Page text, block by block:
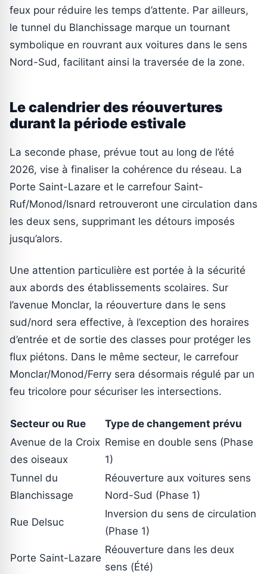
feux pour réduire les temps d’attente. Par ailleurs,
le tunnel du Blanchissage marque un tournant
symbolique en rouvrant aux voitures dans le sens
Nord-Sud, facilitant ainsi la traversée de la zone.
Le calendrier des réouvertures
durant la période estivale
La seconde phase, prévue tout au long de l’été
2026, vise à finaliser la cohérence du réseau. La
Porte Saint-Lazare et le carrefour Saint-
Ruf/Monod/Isnard retrouveront une circulation dans
les deux sens, supprimant les détours imposés
jusqu’alors.
Une attention particulière est portée à la sécurité
aux abords des établissements scolaires. Sur
l’avenue Monclar, la réouverture dans le sens
sud/nord sera effective, à l’exception des horaires
d’entrée et de sortie des classes pour protéger les
flux piétons. Dans le même secteur, le carrefour
Monclar/Monod/Ferry sera désormais régulé par un
feu tricolore pour sécuriser les intersections.
Secteur ou Rue
Type de changement prévu
Avenue de la Croix
des oiseaux
Remise en double sens (Phase
1)
Tunnel du
Blanchissage
Réouverture aux voitures sens
Nord-Sud (Phase 1)
Rue Delsuc
Inversion du sens de circulation
(Phase 1)
Porte Saint-Lazare
Réouverture dans les deux
sens (Été)